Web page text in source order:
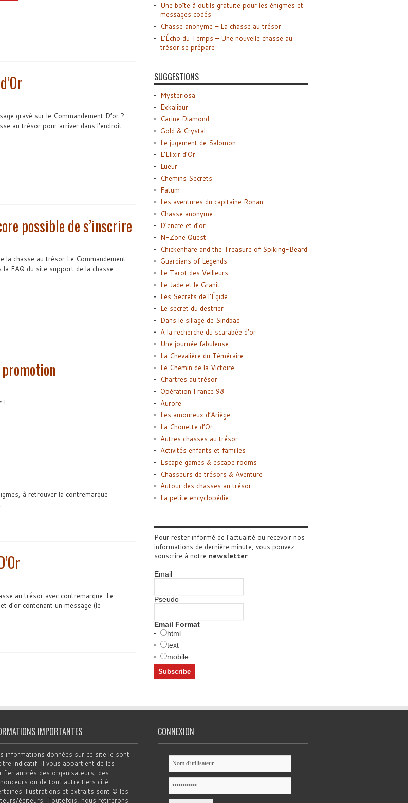
gravé sur le Commandement D’or ?
au trésor pour arriver dans l’endroit
possible de s’inscrire
la chasse au trésor Le Commandement
la FAQ du site support de la chasse :
promotion
!
à retrouver la contremarque
au trésor avec contremarque. Le
d’or contenant un message (le
Une boîte à outils gratuite pour les énigmes et
messages codés
Chasse anonyme – La chasse au trésor
L’Écho du Temps – Une nouvelle chasse au
trésor se prépare
SUGGESTIONS
Mysteriosa
Exkalibur
Carine Diamond
Gold & Crystal
Le jugement de Salomon
L’Elixir d’Or
Lueur
Chemins Secrets
Fatum
Les aventures du capitaine Ronan
Chasse anonyme
D’encre et d’or
N-Zone Quest
Chickenhare and the Treasure of Spiking-Beard
Guardians of Legends
Le Tarot des Veilleurs
Le Jade et le Granit
Les Secrets de l’Égide
Le secret du destrier
Dans le sillage de Sindbad
A la recherche du scarabée d’or
Une journée fabuleuse
La Chevalière du Téméraire
Le Chemin de la Victoire
Chartres au trésor
Opération France 98
Aurore
Les amoureux d’Ariège
La Chouette d’Or
Autres chasses au trésor
Activités enfants et familles
Escape games & escape rooms
Chasseurs de trésors & Aventure
Autour des chasses au trésor
La petite encyclopédie
Pour rester informé de l'actualité ou recevoir nos
informations de dernière minute, vous pouvez
souscrire à notre newsletter.
Email
Pseudo
Email Format
html
text
mobile
IMPORTANTES
informations données sur ce site le sont
indicatif. Il vous appartient de les
auprès des organisateurs, des
ou de tout autre tiers cité.
illustrations et extraits sont © les
éditeurs. Toutefois, nous retirerons
CONNEXION